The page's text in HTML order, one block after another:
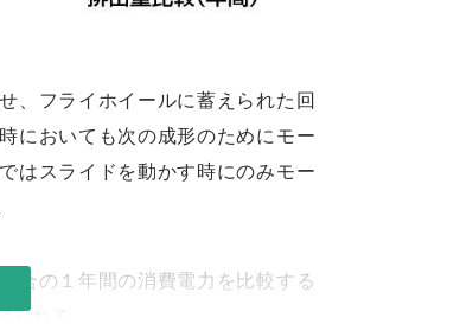
、フライホイールに蓄えられた回
においても次の成形のためにモー
はスライドを動かす時にのみモー
合の１年間の消費電力を比較する
れる。